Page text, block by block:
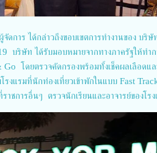
การ ได้กล่าวถึงขอบเขตการทำงานของ บริ
บริษัท ได้รับมอบหมายจากทางภาครัฐให้ทำ
โดยตรวจคัดกรองพร้อมทั้งเช็คผลเลือด
รงแรมที่นักท่องเที่ยวเข้าพักในแบบ Fast
ชการอื่นๆ ตรวจนักเรียนและอาจารย์ของโร